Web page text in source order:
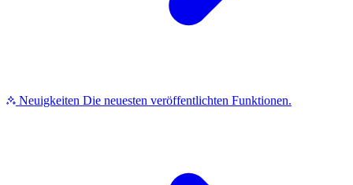
Neuigkeiten Die neuesten veröffentlichten Funktionen.